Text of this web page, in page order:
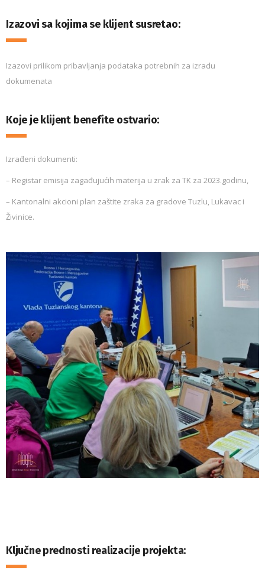
Izazovi sa kojima se klijent susretao:
Izazovi prilikom pribavljanja podataka potrebnih za izradu
dokumenata
Koje je klijent benefite ostvario:
Izrađeni dokumenti:
– Registar emisija zagađujućih materija u zrak za TK za 2023.godinu,
– Kantonalni akcioni plan zaštite zraka za gradove Tuzlu, Lukavac i
Živinice.
Ključne prednosti realizacije projekta: